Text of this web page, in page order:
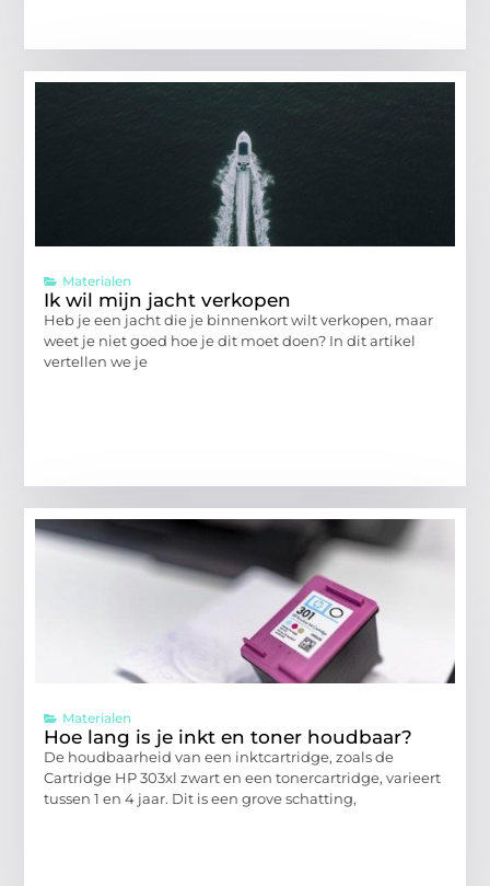
Materialen
Ik wil mijn jacht verkopen
Heb je een jacht die je binnenkort wilt verkopen, maar
weet je niet goed hoe je dit moet doen? In dit artikel
vertellen we je
Materialen
Hoe lang is je inkt en toner houdbaar?
De houdbaarheid van een inktcartridge, zoals de
Cartridge HP 303xl zwart en een tonercartridge, varieert
tussen 1 en 4 jaar. Dit is een grove schatting,